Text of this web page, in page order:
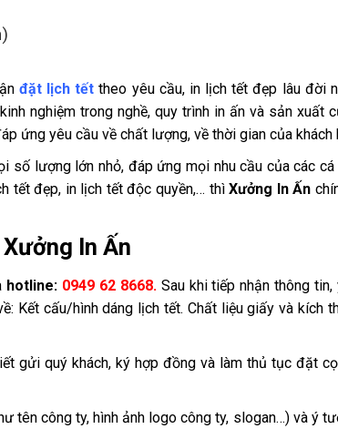
đặt lịch tết theo yêu cầu, in lịch tết đẹp lâu đời
nghiệm trong nghề, quy trình in ấn và sản xuất
ứng yêu cầu về chất lượng, về thời gian của khách
số lượng lớn nhỏ, đáp ứng mọi nhu cầu của các cá
tết đẹp, in lịch tết độc quyền,… thìXưởng In Ấn
Xưởng In Ấn
hotline: 0949 62 8668. Sau khi tiếp nhận thông tin,
Kết cấu/hình dáng lịch tết. Chất liệu giấy và kích
gửi quý khách, ký hợp đồng và làm thủ tục đặt
tên công ty, hình ảnh logo công ty, slogan…) và ý